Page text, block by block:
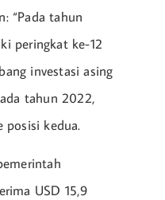
“Pada tahun
peringkat ke-12
investasi asing
tahun 2022,
posisi kedua.
USD 15,9